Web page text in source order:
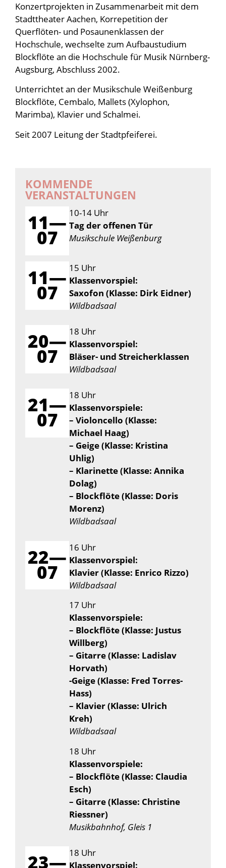
Konzertprojekten in Zusammenarbeit mit dem
Stadttheater Aachen, Korrepetition der
Querflöten- und Posaunenklassen der
Hochschule, wechselte zum Aufbaustudium
Blockflöte an die Hochschule für Musik Nürnberg-
Augsburg, Abschluss 2002.
Unterrichtet an der Musikschule Weißenburg
Blockflöte, Cembalo, Mallets (Xylophon,
Marimba), Klavier und Schalmei.
Seit 2007 Leitung der Stadtpfeiferei.
KOMMENDE
VERANSTALTUNGEN
11—
07
10-14 Uhr
Tag der offenen Tür
Musikschule Weißenburg
11—
07
15 Uhr
Klassenvorspiel:
Saxofon (Klasse: Dirk Eidner)
Wildbadsaal
20—
07
18 Uhr
Klassenvorspiel:
Bläser- und Streicherklassen
Wildbadsaal
21—
07
18 Uhr
Klassenvorspiele:
– Violoncello (Klasse:
Michael Haag)
– Geige (Klasse: Kristina
Uhlig)
– Klarinette (Klasse: Annika
Dolag)
– Blockflöte (Klasse: Doris
Morenz)
Wildbadsaal
22—
07
16 Uhr
Klassenvorspiel:
Klavier (Klasse: Enrico Rizzo)
Wildbadsaal
17 Uhr
Klassenvorspiele:
– Blockflöte (Klasse: Justus
Willberg)
– Gitarre (Klasse: Ladislav
Horvath)
-Geige (Klasse: Fred Torres-
Hass)
– Klavier (Klasse: Ulrich
Kreh)
Wildbadsaal
18 Uhr
Klassenvorspiele:
– Blockflöte (Klasse: Claudia
Esch)
– Gitarre (Klasse: Christine
Riessner)
Musikbahnhof, Gleis 1
23— 18 Uhr
Klassenvorspiel: